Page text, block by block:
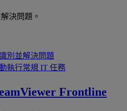
決問題。
識別並解決問題
執行常規 IT 任務
Frontline